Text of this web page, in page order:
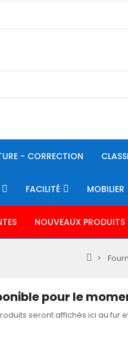
- CORRECTION
FACILITÉ MOBILIER
NOUVEAUX PRODUITS
pour le
seront affichés ici au fur